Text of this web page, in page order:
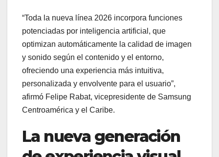
“Toda la nueva línea 2026 incorpora funciones
potenciadas por inteligencia artificial, que
optimizan automáticamente la calidad de imagen
y sonido según el contenido y el entorno,
ofreciendo una experiencia más intuitiva,
personalizada y envolvente para el usuario”,
afirmó Felipe Rabat, vicepresidente de Samsung
Centroamérica y el Caribe.
La nueva generación